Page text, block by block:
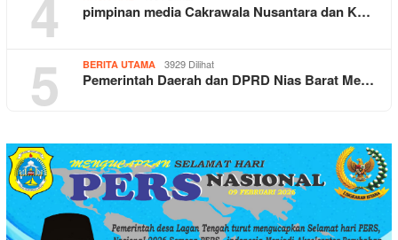
4 pimpinan media Cakrawala Nusantara dan K…
5 BERITA UTAMA 3929 Dilihat
Pemerintah Daerah dan DPRD Nias Barat Me…